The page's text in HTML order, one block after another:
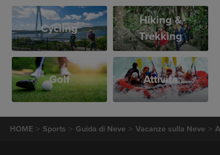
Cycling
Hiking &
Trekking
Golf Attività
HOME Sports Guida di Neve Vacanze sulla Neve